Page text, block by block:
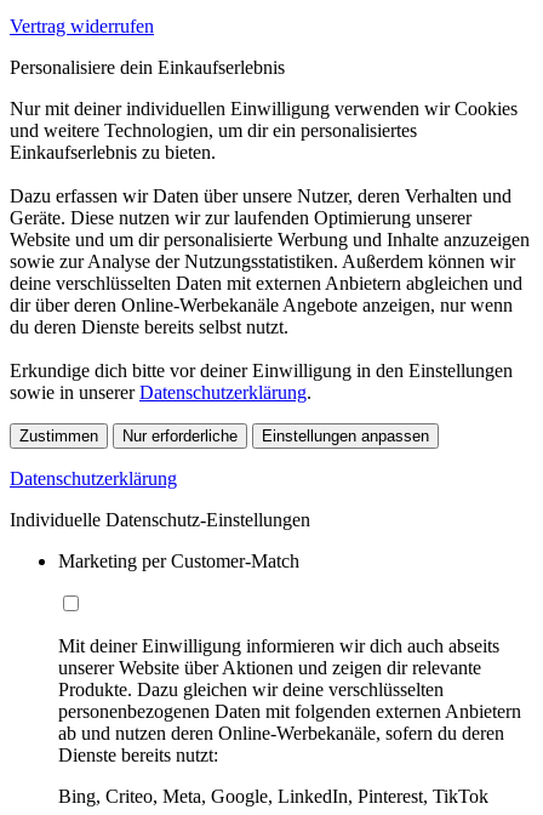
Vertrag widerrufen
Personalisiere dein Einkaufserlebnis
Nur mit deiner individuellen Einwilligung verwenden wir Cookies
und weitere Technologien, um dir ein personalisiertes
Einkaufserlebnis zu bieten.
Dazu erfassen wir Daten über unsere Nutzer, deren Verhalten und
Geräte. Diese nutzen wir zur laufenden Optimierung unserer
Website und um dir personalisierte Werbung und Inhalte anzuzeigen
sowie zur Analyse der Nutzungsstatistiken. Außerdem können wir
deine verschlüsselten Daten mit externen Anbietern abgleichen und
dir über deren Online-Werbekanäle Angebote anzeigen, nur wenn
du deren Dienste bereits selbst nutzt.
Erkundige dich bitte vor deiner Einwilligung in den Einstellungen
sowie in unsererDatenschutzerklärung.
Zustimmen Nur erforderliche Einstellungen anpassen
Datenschutzerklärung
Individuelle Datenschutz-Einstellungen
Marketing per Customer-Match
Mit deiner Einwilligung informieren wir dich auch abseits
unserer Website über Aktionen und zeigen dir relevante
Produkte. Dazu gleichen wir deine verschlüsselten
personenbezogenen Daten mit folgenden externen Anbietern
ab und nutzen deren Online-Werbekanäle, sofern du deren
Dienste bereits nutzt:
Bing, Criteo, Meta, Google, LinkedIn, Pinterest, TikTok